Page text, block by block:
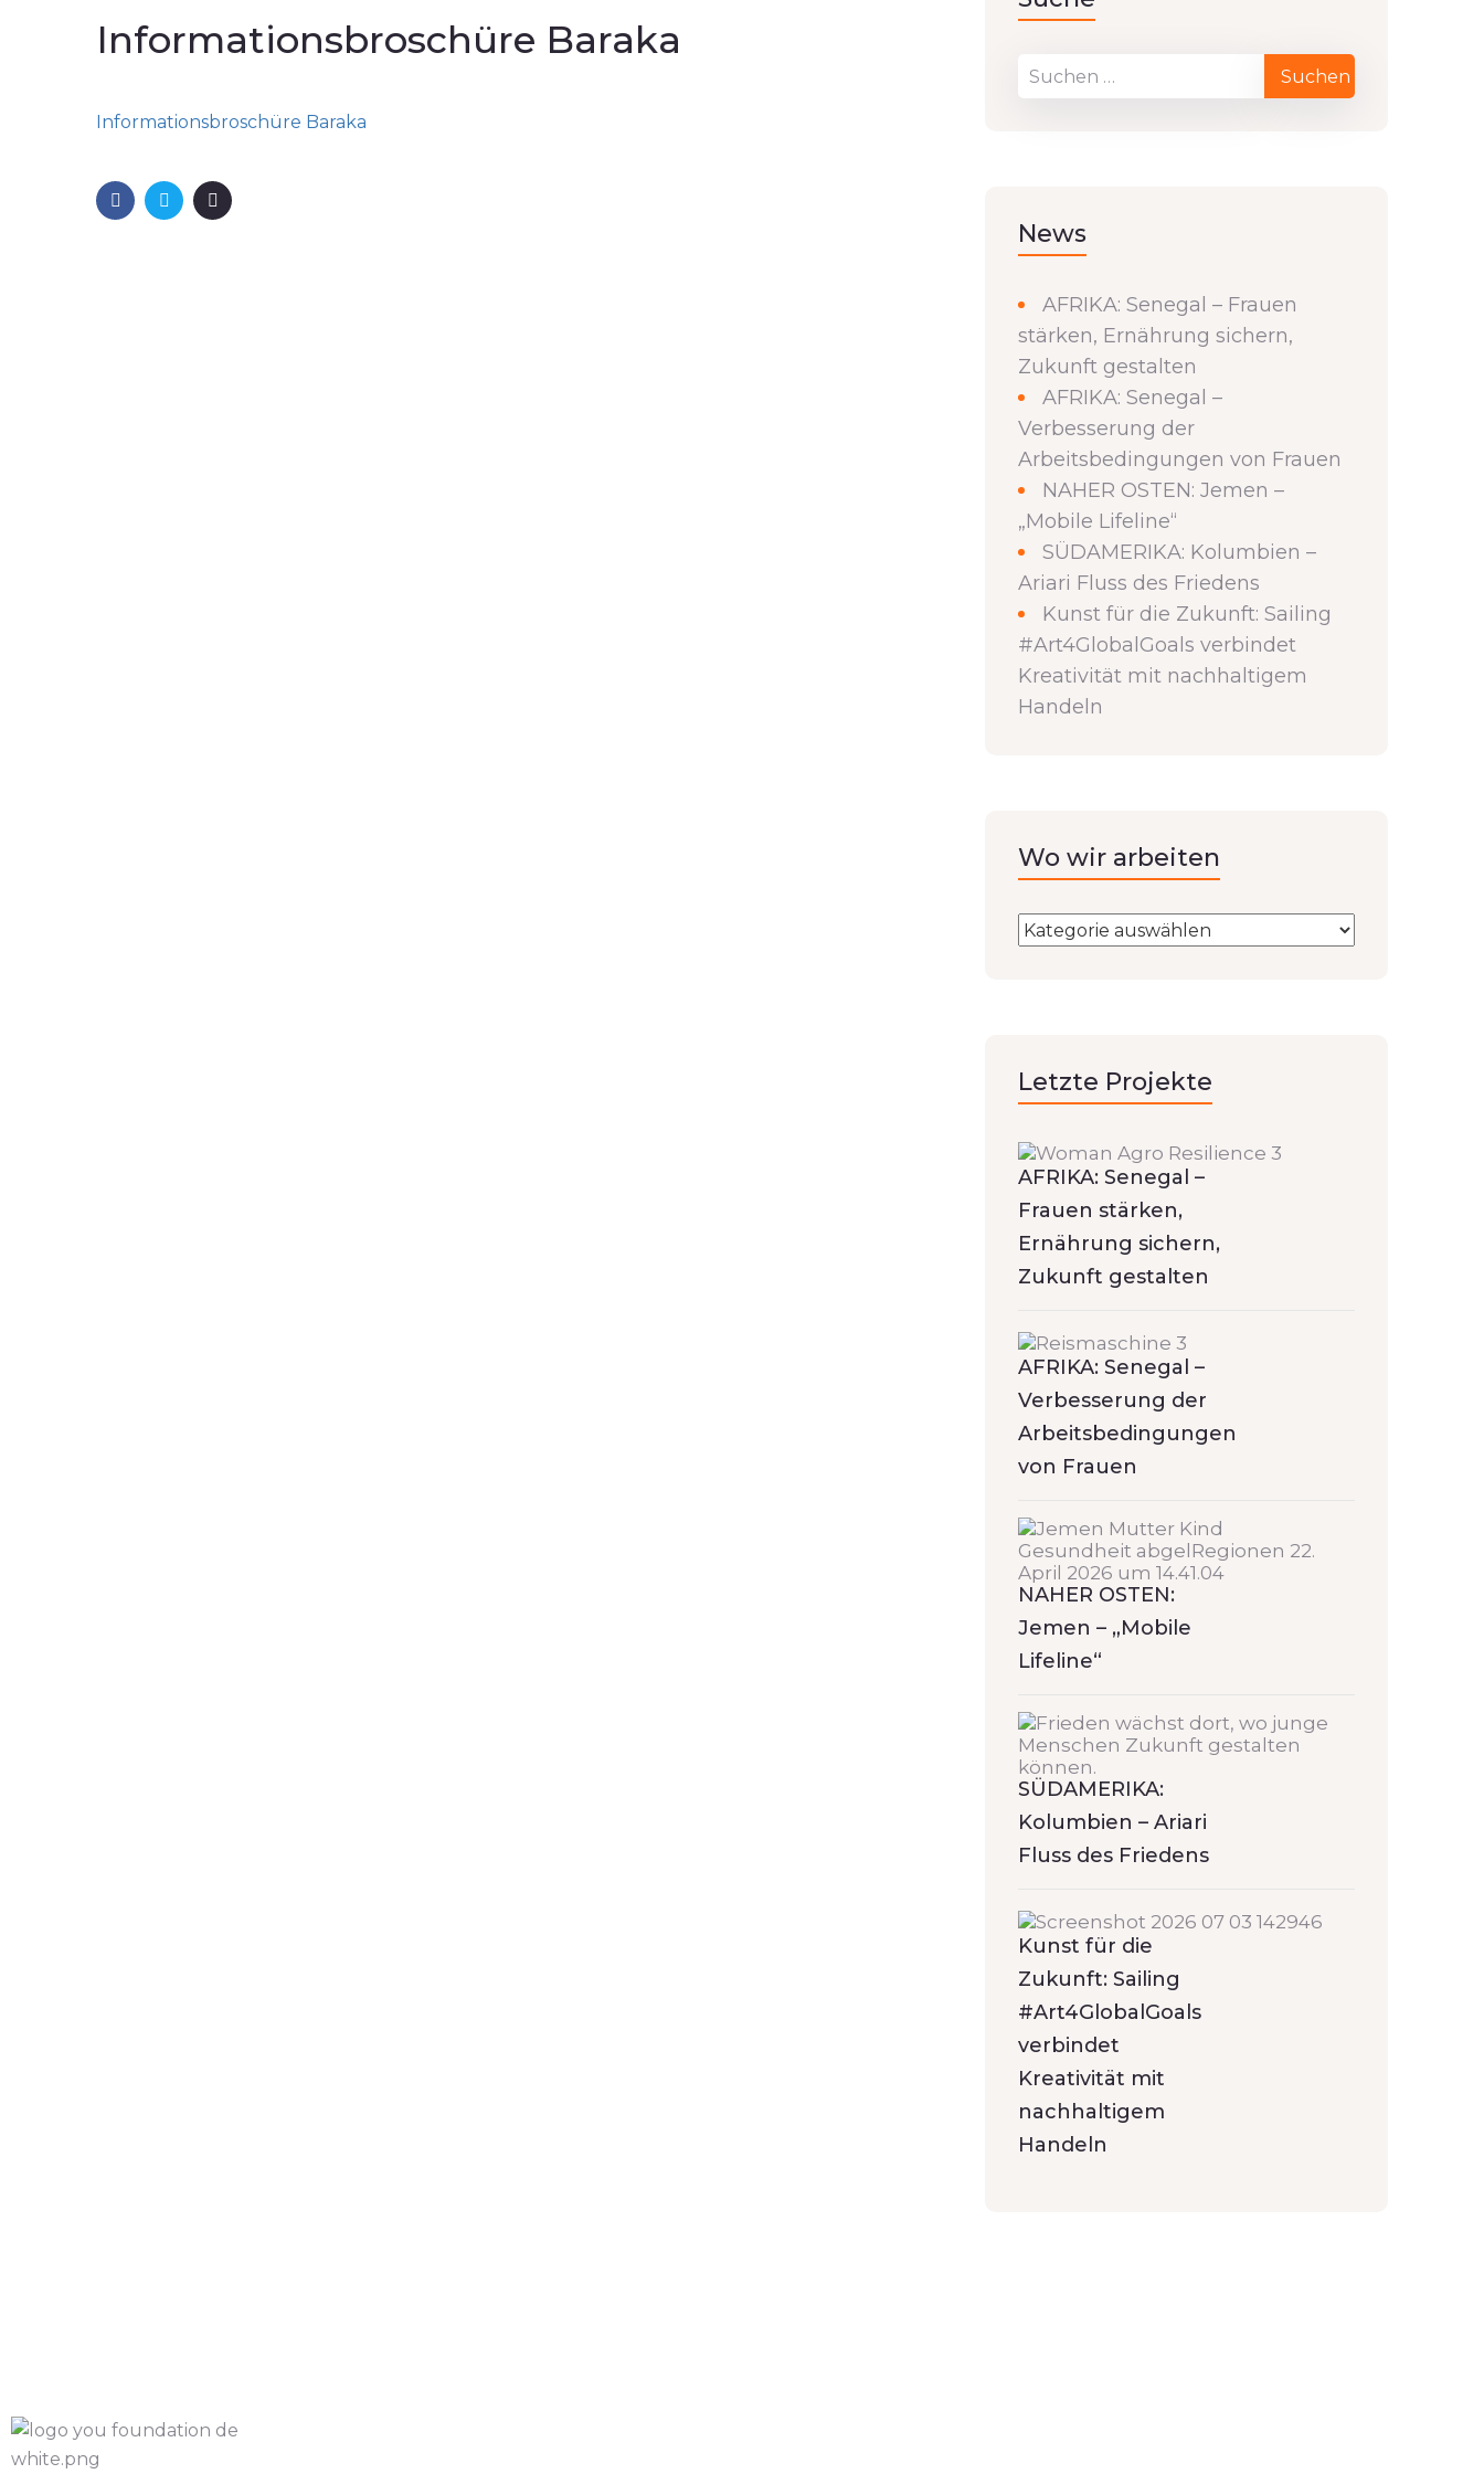
Informationsbroschüre Baraka
Informationsbroschüre Baraka
News
AFRIKA: Senegal – Frauen
stärken, Ernährung sichern,
Zukunft gestalten
AFRIKA: Senegal –
Verbesserung der
Arbeitsbedingungen von Frauen
NAHER OSTEN: Jemen –
„Mobile Lifeline“
SÜDAMERIKA: Kolumbien –
Ariari Fluss des Friedens
Kunst für die Zukunft: Sailing
#Art4GlobalGoals verbindet
Kreativität mit nachhaltigem
Handeln
Wo wir arbeiten
Letzte Projekte
AFRIKA: Senegal –
Frauen stärken,
Ernährung sichern,
Zukunft gestalten
AFRIKA: Senegal –
Verbesserung der
Arbeitsbedingungen
von Frauen
NAHER OSTEN:
Jemen – „Mobile
Lifeline“
SÜDAMERIKA:
Kolumbien – Ariari
Fluss des Friedens
Kunst für die
Zukunft: Sailing
#Art4GlobalGoals
verbindet
Kreativität mit
nachhaltigem
Handeln